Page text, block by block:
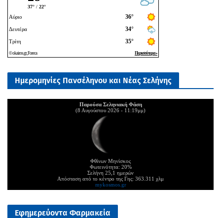
Ημερομηνίες Πανσέληνου και Νέας Σελήνης
Παρούσα Σεληνιακή Φάση
(8 Αυγούστου 2026 - 11:19μμ)
Φθίνων Μηνίσκος
Φωτεινότητα: 20%
Σελήνη 25,1 ημερών
Απόσταση από το κέντρο της Γης: 363.311 χλμ
mykosmos.gr
Εφημερεύοντα Φαρμακεία